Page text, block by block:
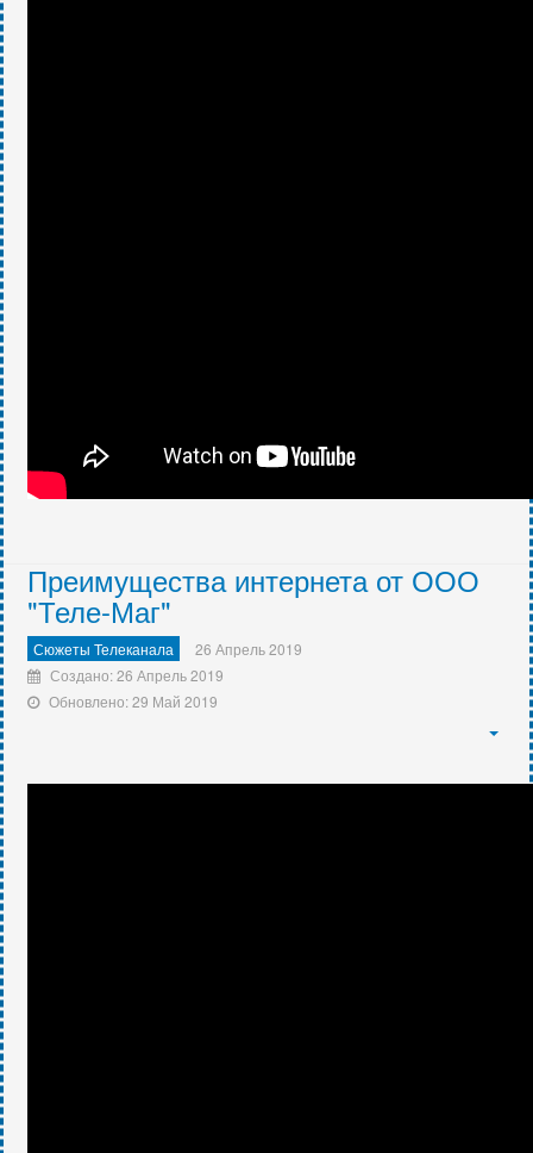
Преимущества интернета от ООО
"Теле-Маг"
Сюжеты Телеканала
26 Апрель 2019
Создано: 26 Апрель 2019
Обновлено: 29 Май 2019